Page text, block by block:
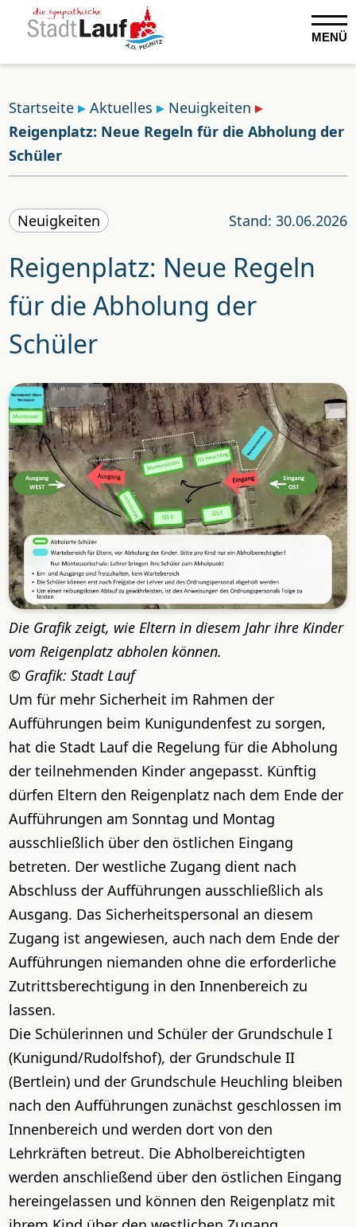
MENÜ
Startseite Aktuelles
Neuigkeiten
Reigenplatz: Neue Regeln für die Abholung der
Schüler
Stand: 30.06.2026
Neuigkeiten
Reigenplatz: Neue Regeln
für die Abholung der
Schüler
Die Grafik zeigt, wie Eltern in diesem Jahr ihre Kinder
vom Reigenplatz abholen können.
Grafik: Stadt Lauf
Um für mehr Sicherheit im Rahmen der
Aufführungen beim Kunigundenfest zu sorgen,
hat die Stadt Lauf die Regelung für die Abholung
der teilnehmenden Kinder angepasst. Künftig
dürfen Eltern den Reigenplatz nach dem Ende der
Aufführungen am Sonntag und Montag
ausschließlich über den östlichen Eingang
betreten. Der westliche Zugang dient nach
Abschluss der Aufführungen ausschließlich als
Ausgang. Das Sicherheitspersonal an diesem
Zugang ist angewiesen, auch nach dem Ende der
Aufführungen niemanden ohne die erforderliche
Zutrittsberechtigung in den Innenbereich zu
lassen.
Die Schülerinnen und Schüler der Grundschule I
(Kunigund/Rudolfshof), der Grundschule II
(Bertlein) und der Grundschule Heuchling bleiben
nach den Aufführungen zunächst geschlossen im
Innenbereich und werden dort von den
Lehrkräften betreut. Die Abholbereichtigten
werden anschließend über den östlichen Eingang
hereingelassen und können den Reigenplatz mit